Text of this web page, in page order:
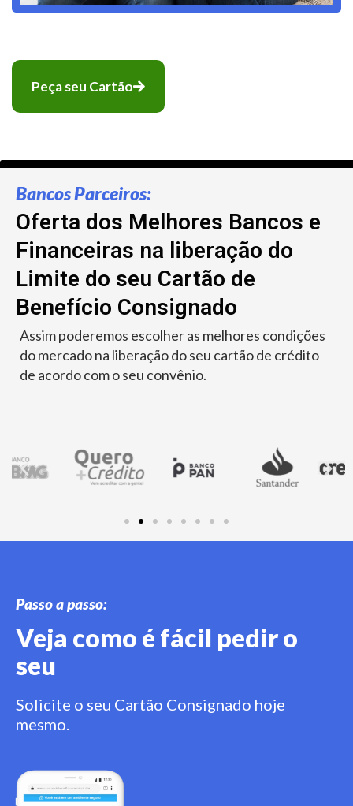
Peça seu Cartão
Bancos Parceiros:
Oferta dos Melhores Bancos e
Financeiras na liberação do
Limite do seu Cartão de
Benefício Consignado
Assim poderemos escolher as melhores condições
do mercado na liberação do seu cartão de crédito
de acordo com o seu convênio.
Passo a passo:
Veja como é fácil pedir o
seu
Solicite o seu Cartão Consignado hoje
mesmo.